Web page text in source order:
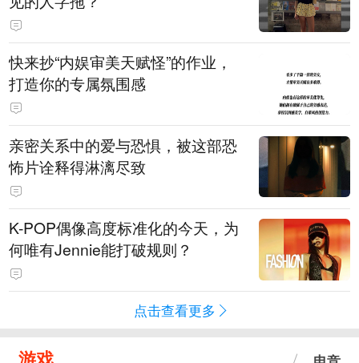
快来抄“内娱审美天赋怪”的作业，
打造你的专属氛围感
亲密关系中的爱与恐惧，被这部恐
怖片诠释得淋漓尽致
K-POP偶像高度标准化的今天，为
何唯有Jennie能打破规则？
点击查看更多